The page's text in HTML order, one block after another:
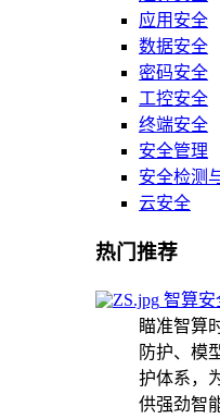
应用安全
数据安全
密码安全
工控安全
终端安全
安全管理
安全检测
云安全
热门推荐
智算安
瞄准智算
防护、模
护体系，
供强劲智